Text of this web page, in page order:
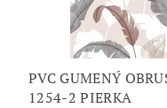
PVC GUMENÝ
1254-2 PIERKA